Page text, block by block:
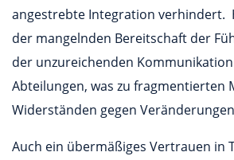
angestrebte Integration verhindert.
der mangelnden Bereitschaft der
der unzureichenden
Abteilungen, was zu fragmentierten
Widerständen gegen
Auch ein übermäßiges Vertrauen in